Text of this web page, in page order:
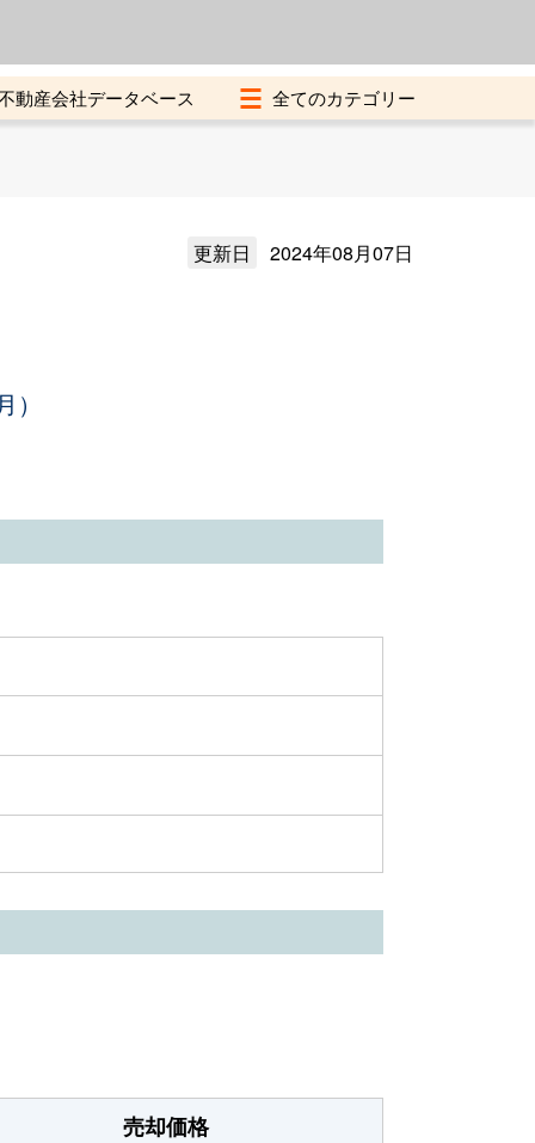
動産会社データベース
更新日 2024年08月07日
売却価格